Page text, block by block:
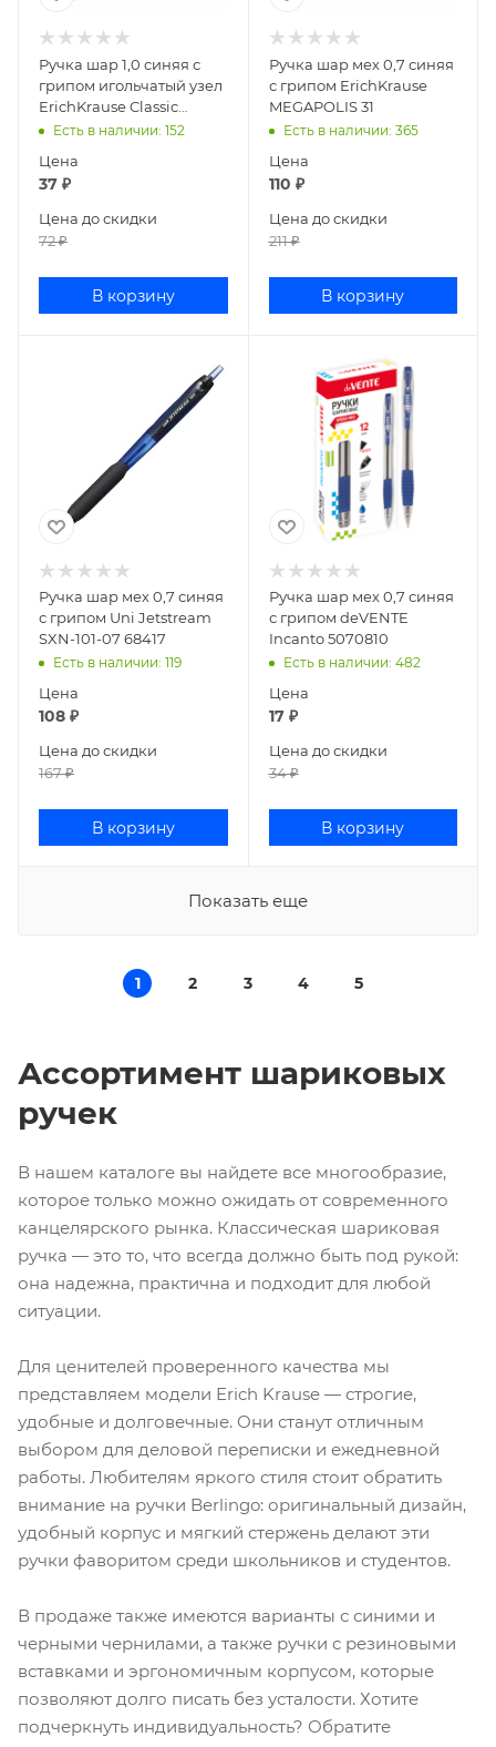
Ручка шар 1,0 синяя с
грипом игольчатый узел
ErichKrause Classic
Stick&Grip U-109 47574
Есть в наличии: 152
Цена
37 ₽
Цена до скидки
72₽
В корзину
Ручка шар мех 0,7 синяя
с грипом ErichKrause
MEGAPOLIS 31
Есть в наличии: 365
Цена
110 ₽
Цена до скидки
211₽
В корзину
Ручка шар мех 0,7 синяя
с грипом Uni Jetstream
SXN-101-07 68417
Есть в наличии: 119
Цена
108 ₽
Цена до скидки
167₽
В корзину
Ручка шар мех 0,7 синяя
с грипом deVENTE
Incanto 5070810
Есть в наличии: 482
Цена
17₽
Цена до скидки
34₽
В корзину
Показать еще
1 2 3 4 5
Ассортимент шариковых
ручек
В нашем каталоге вы найдете все многообразие,
которое только можно ожидать от современного
канцелярского рынка. Классическая шариковая
ручка — это то, что всегда должно быть под рукой:
она надежна, практична и подходит для любой
ситуации.
Для ценителей проверенного качества мы
представляем модели Erich Krause — строгие,
удобные и долговечные. Они станут отличным
выбором для деловой переписки и ежедневной
работы. Любителям яркого стиля стоит обратить
внимание на ручки Berlingo: оригинальный дизайн,
удобный корпус и мягкий стержень делают эти
ручки фаворитом среди школьников и студентов.
В продаже также имеются варианты с синими и
черными чернилами, а также ручки с резиновыми
вставками и эргономичным корпусом, которые
позволяют долго писать без усталости. Хотите
подчеркнуть индивидуальность? Обратите